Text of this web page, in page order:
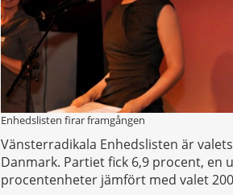
Enhedslisten firar framgången
Vänsterradikala Enhedslisten är
Danmark. Partiet fick 6,9 procent, en
procentenheter jämfört med valet